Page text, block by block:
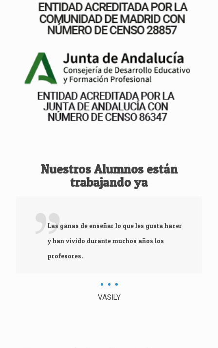
Nuestros Alumnos están
trabajando ya
Las ganas de enseñar lo que les gusta hacer
y han vivido durante muchos años los
profesores.
VASILY